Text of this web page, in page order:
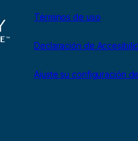
Términos de uso
Declaración de
Ajuste su configuración